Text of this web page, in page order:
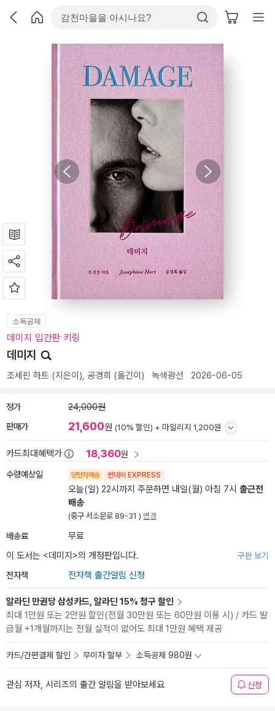
소득공제
데미지 입간판 키링
데미지
조세핀 하트 (지은이), 공경희 (옮긴이) 녹색광선 2026-06-05
정가 24,000원
판매가 21,600원 (10% 할인) + 마일리지 1,200원
카드최대혜택가 18,360원
수령예상일 양탄자배송 썬데이 EXPRESS
오늘(일) 22시까지 주문하면 내일(월) 아침 7시 출근전
배송
(중구 서소문로 89-31 ) 변경
배송료
무료
이 도서는 <데미지 >의 개정판입니다. 구판 보기
전자책 전자책 출간알림 신청
알라딘 만권당 삼성카드, 알라딘 15% 청구 할인
최대 1만원 또는 2만원 할인(전월 30만원 또는 60만원 이용 시) / 카드 발
급월 +1개월까지는 전월 실적이 없어도 최대 1만원 혜택 제공
카드/간편결제 할인 무이자 할부 소득공제 980원
관심 저자, 시리즈의 출간 알림을 받아보세요 신청